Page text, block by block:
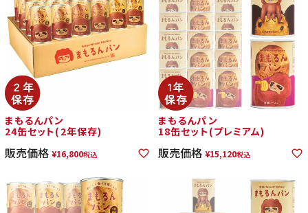
まもるんパン
24缶セット(2年保存)
販売価格 ¥16,800税込
まもるんパン
18缶セット(プレミアム)
販売価格 ¥15,120税込